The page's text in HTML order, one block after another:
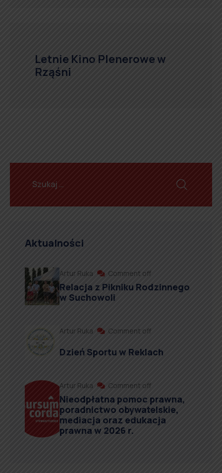
Letnie Kino Plenerowe w
Rząśni
Aktualności
Artur Ruka Comment off
Relacja z Pikniku Rodzinnego
w Suchowoli
Artur Ruka Comment off
Dzień Sportu w Reklach
Artur Ruka Comment off
Nieodpłatna pomoc prawna,
poradnictwo obywatelskie,
mediacja oraz edukacja
prawna w 2026 r.